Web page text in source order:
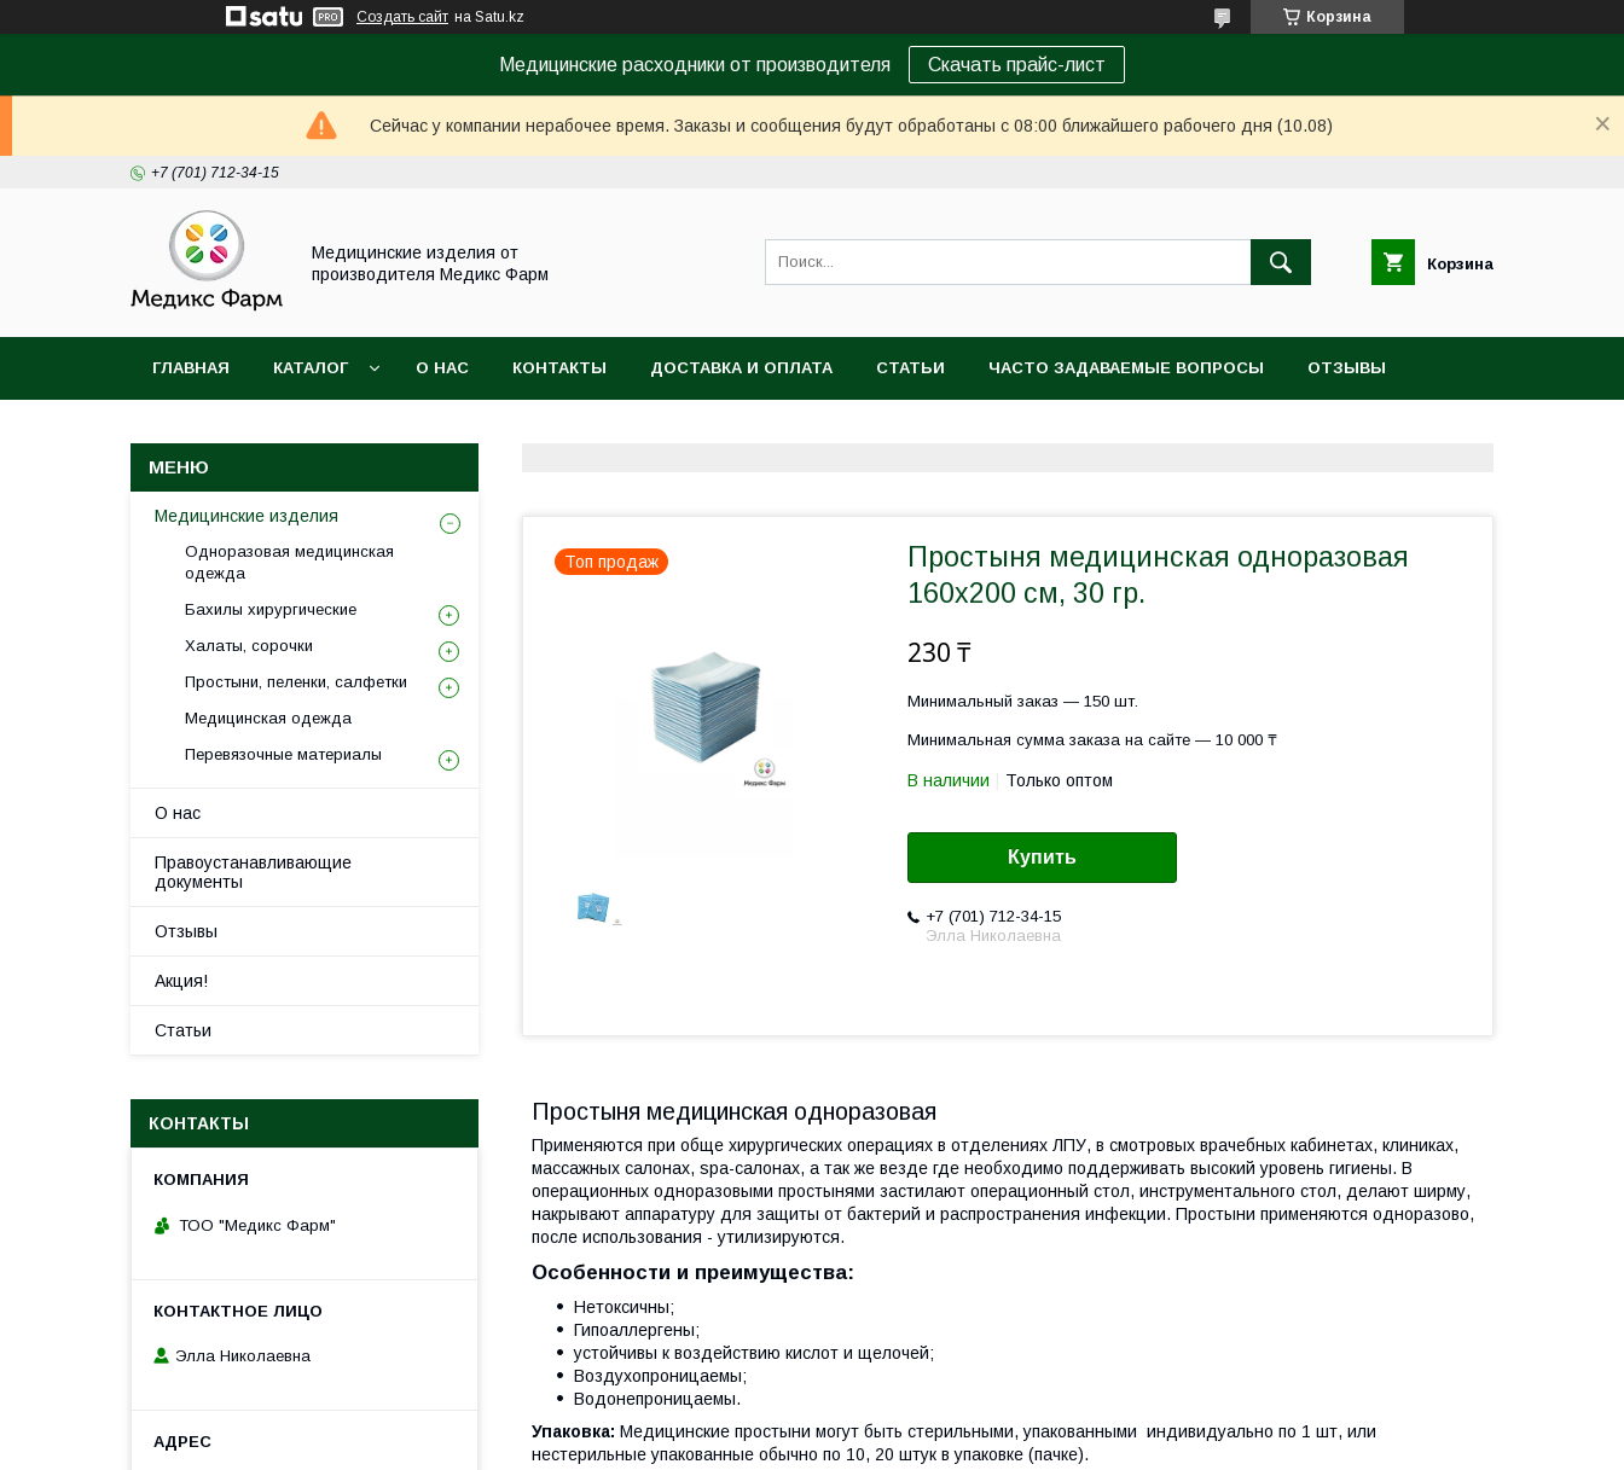
Создать сайт на Satu.kz Корзина
Медицинские расходники от производителя Скачать прайс-лист
Сейчас у компании нерабочее время. Заказы и сообщения будут обработаны с 08:00 ближайшего рабочего дня (10.08)
+7 (701) 712-34-15
Медицинские изделия от
производителя Медикс Фарм
Корзина
ГЛАВНАЯ КАТАЛОГ О НАС КОНТАКТЫ ДОСТАВКА И ОПЛАТА СТАТЬИ ЧАСТО ЗАДАВАЕМЫЕ ВОПРОСЫ ОТЗЫВЫ
Топ продаж
Простыня медицинская одноразовая
160х200 см, 30 гр.
230 ₸
Минимальный заказ — 150 шт.
Минимальная сумма заказа на сайте — 10 000 ₸
В наличии Только оптом
Купить
+7 (701) 712-34-15
Элла Николаевна
Простыня медицинская одноразовая
Применяются при обще хирургических операциях в отделениях ЛПУ, в смотровых врачебных кабинетах, клиниках,
массажных салонах, spa-салонах, а так же везде где необходимо поддерживать высокий уровень гигиены. В
операционных одноразовыми простынями застилают операционный стол, инструментального стол, делают ширму,
накрывают аппаратуру для защиты от бактерий и распространения инфекции. Простыни применяются одноразово,
после использования - утилизируются.
Особенности и преимущества:
Нетоксичны;
Гипоаллергены;
устойчивы к воздействию кислот и щелочей;
Воздухопроницаемы;
Водонепроницаемы.
Упаковка: Медицинские простыни могут быть стерильными, упакованными индивидуально по 1 шт, или
нестерильные упакованные обычно по 10, 20 штук в упаковке (пачке).
Медицинские изделия
Одноразовая медицинская
одежда
Бахилы хирургические
Халаты, сорочки
Простыни, пеленки, салфетки
Медицинская одежда
Перевязочныe материалы
О нас
Правоустанавливающие
документы
Отзывы
Акция!
Статьи
КОНТАКТЫ
ТОО "Медикс Фарм"
Элла Николаевна